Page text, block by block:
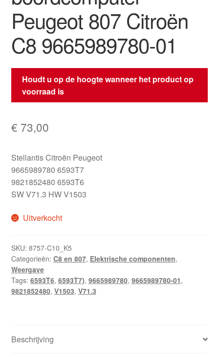
Peugeot 807 Citroën
C8 9665989780-01
Houdt u op de hoogte wanneer het product op
voorraad is
€ 73,00
Stellantis Citroën Peugeot
9665989780 6593T7
9821852480 6593T6
SW V71.3 HW V1503
Uitverkocht
SKU: 8757-C10_K5
Categorieën: C8 en 807, Elektrische componenten,
Weergave
Tags: 6593T6, 6593T7), 9665989780, 9665989780-01,
9821852480, V1503, V71.3
Beschrijving